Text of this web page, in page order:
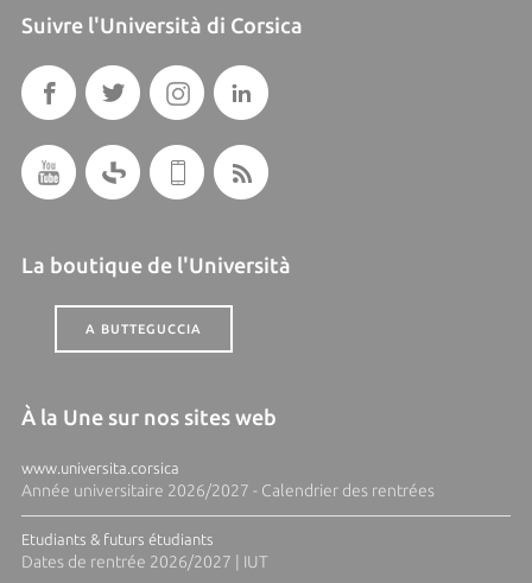
Suivre l'Università di Corsica
La boutique de l'Università
A BUTTEGUCCIA
À la Une sur nos sites web
www.universita.corsica
Année universitaire 2026/2027 - Calendrier des rentrées
Etudiants & futurs étudiants
Dates de rentrée 2026/2027 | IUT